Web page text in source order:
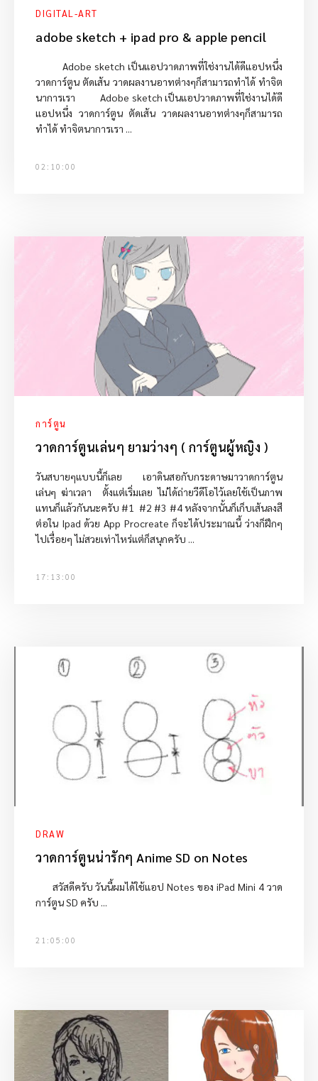
DIGITAL-ART
adobe sketch + ipad pro & apple pencil
Adobe sketch เป็นแอปวาดภาพที่ใช่งานได้ดีแอปหนึ่ง
วาดการ์ตูน ตัดเส้น วาดผลงานอาทต่างๆก็สามารถทำได้ ทำจิต
นาการเรา Adobe sketch เป็นแอปวาดภาพที่ใช่งานได้ดี
แอปหนึ่ง วาดการ์ตูน ตัดเส้น วาดผลงานอาทต่างๆก็สามารถ
ทำได้ ทำจิตนาการเรา ...
02:10:00
การ์ตูน
วาดการ์ตูนเล่นๆ ยามว่างๆ ( การ์ตูนผู้หญิง )
วันสบายๆแบบนี้ก็เลย เอาดินสอกับกระดาษมาวาดการ์ตูน
เล่นๆ ฆ่าเวลา ตั้งแต่เริ่มเลย ไม่ได้ถ่ายวีดีโอไว้เลยใช้เป็นภาพ
แทนก็แล้วกันนะครับ #1 #2 #3 #4 หลังจากนั้นก็เก็บเส้นลงสี
ต่อใน Ipad ด้วย App Procreate ก็จะได้ประมาณนี้ ว่างก็ฝึกๆ
ไปเรื่อยๆ ไม่สวยเท่าไหร่แต่ก็สนุกครับ ...
17:13:00
DRAW
วาดการ์ตูนน่ารักๆ Anime SD on Notes
สวัสดีครับ วันนี้ผมได้ใช้แอป Notes ของ iPad Mini 4 วาด
การ์ตูน SD ครับ ...
21:05:00